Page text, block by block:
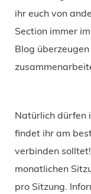
ihr euch von
Section immer
Blog
Natürlich dürfen
findet ihr am
verbinden
monatlichen
pro Sitzung.